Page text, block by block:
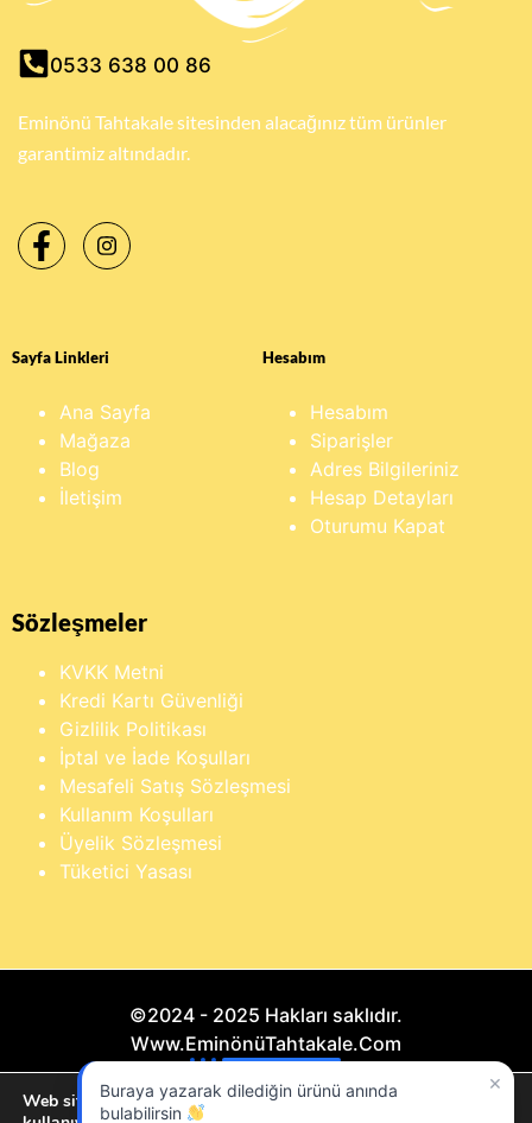
0533 638 00 86
Eminönü Tahtakale sitesinden alacağınız tüm ürünler
garantimiz altındadır.
Sayfa Linkleri
Ana Sayfa
Mağaza
Blog
İletişim
Hesabım
Hesabım
Siparişler
Adres Bilgileriniz
Hesap Detayları
Oturumu Kapat
Sözleşmeler
KVKK Metni
Kredi Kartı Güvenliği
Gizlilik Politikası
İptal ve İade Koşulları
Mesafeli Satış Sözleşmesi
Kullanım Koşulları
Üyelik Sözleşmesi
Tüketici Yasası
©2024 - 2025 Hakları saklıdır.
Www.EminönüTahtakale.Com
Bu website "Sosyal Megapixel" projesidir.
×
Buraya yazarak dilediğin ürünü anında
bulabilirsin
Web sitemizde size en iyi deneyimi sunmak için çerezleri